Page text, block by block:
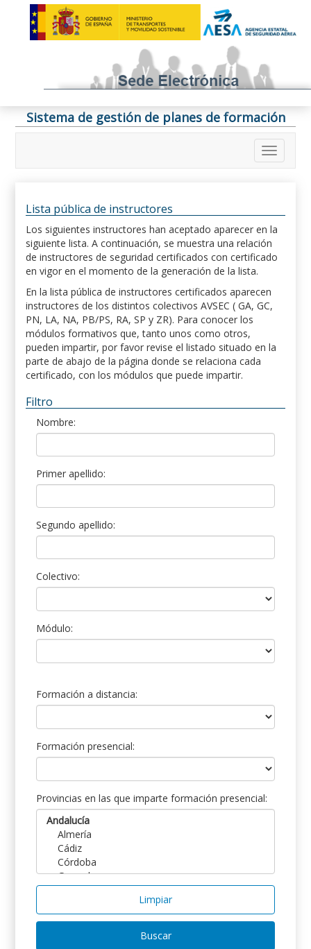
Sistema de gestión de planes de formación
Lista pública de instructores
Los siguientes instructores han aceptado aparecer en la
siguiente lista. A continuación, se muestra una relación
de instructores de seguridad certificados con certificado
en vigor en el momento de la generación de la lista.
En la lista pública de instructores certificados aparecen
instructores de los distintos colectivos AVSEC ( GA, GC,
PN, LA, NA, PB/PS, RA, SP y ZR). Para conocer los
módulos formativos que, tanto unos como otros,
pueden impartir, por favor revise el listado situado en la
parte de abajo de la página donde se relaciona cada
certificado, con los módulos que puede impartir.
Filtro
Nombre:
Primer apellido:
Segundo apellido:
Colectivo:
Módulo:
Formación a distancia:
Formación presencial:
Provincias en las que imparte formación presencial:
Limpiar
Buscar